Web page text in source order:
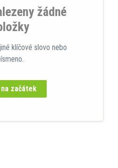
žádné
klíčové slovo nebo
začátek